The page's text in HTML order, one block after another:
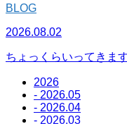
BLOG
2026.08.02
ちょっくらいってきま
2026
- 2026.05
- 2026.04
- 2026.03